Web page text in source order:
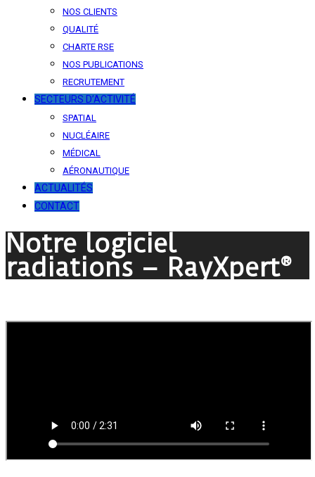
NOS CLIENTS
QUALITÉ
CHARTE RSE
NOS PUBLICATIONS
RECRUTEMENT
SECTEURS D’ACTIVITÉ
SPATIAL
NUCLÉAIRE
MÉDICAL
AÉRONAUTIQUE
ACTUALITÉS
CONTACT
Notre logiciel
radiations – RayXpert®